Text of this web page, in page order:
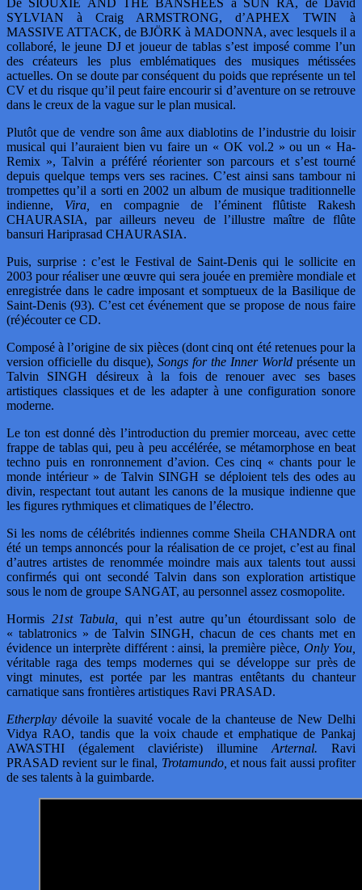
De SIOUXIE AND THE BANSHEES à SUN RA, de David
SYLVIAN à Craig ARMSTRONG, d’APHEX TWIN à
MASSIVE ATTACK, de BJÖRK à MADONNA, avec lesquels il a
collaboré, le jeune DJ et joueur de tablas s’est imposé comme l’un
des créateurs les plus emblématiques des musiques métissées
actuelles. On se doute par conséquent du poids que représente un tel
CV et du risque qu’il peut faire encourir si d’aventure on se retrouve
dans le creux de la vague sur le plan musical.
Plutôt que de vendre son âme aux diablotins de l’industrie du loisir
musical qui l’auraient bien vu faire un « OK vol.2 » ou un « Ha-
Remix », Talvin a préféré réorienter son parcours et s’est tourné
depuis quelque temps vers ses racines. C’est ainsi sans tambour ni
trompettes qu’il a sorti en 2002 un album de musique traditionnelle
indienne, Vira,
en compagnie de l’éminent flûtiste Rakesh
CHAURASIA, par ailleurs neveu de l’illustre maître de flûte
bansuri Hariprasad CHAURASIA.
Puis, surprise : c’est le Festival de Saint-Denis qui le sollicite en
2003 pour réaliser une œuvre qui sera jouée en première mondiale et
enregistrée dans le cadre imposant et somptueux de la Basilique de
Saint-Denis (93). C’est cet événement que se propose de nous faire
(ré)écouter ce CD.
Composé à l’origine de six pièces (dont cinq ont été retenues pour la
version officielle du disque), Songs for the Inner World présente un
Talvin SINGH désireux à la fois de renouer avec ses bases
artistiques classiques et de les adapter à une configuration sonore
moderne.
Le ton est donné dès l’introduction du premier morceau, avec cette
frappe de tablas qui, peu à peu accélérée, se métamorphose en beat
techno puis en ronronnement d’avion. Ces cinq « chants pour le
monde intérieur » de Talvin SINGH se déploient tels des odes au
divin, respectant tout autant les canons de la musique indienne que
les figures rythmiques et climatiques de l’électro.
Si les noms de célébrités indiennes comme Sheila CHANDRA ont
été un temps annoncés pour la réalisation de ce projet, c’est au final
d’autres artistes de renommée moindre mais aux talents tout aussi
confirmés qui ont secondé Talvin dans son exploration artistique
sous le nom de groupe SANGAT, au personnel assez cosmopolite.
Hormis 21st Tabula,
qui n’est autre qu’un étourdissant solo de
« tablatronics » de Talvin SINGH, chacun de ces chants met en
évidence un interprète différent : ainsi, la première pièce,Only You,
véritable raga des temps modernes qui se développe sur près de
vingt minutes, est portée par les mantras entêtants du chanteur
carnatique sans frontières artistiques Ravi PRASAD.
Etherplay dévoile la suavité vocale de la chanteuse de New Delhi
Vidya RAO, tandis que la voix chaude et emphatique de Pankaj
AWASTHI (également claviériste) illumine Arternal. Ravi
PRASAD revient sur le final, Trotamundo, et nous fait aussi profiter
de ses talents à la guimbarde.